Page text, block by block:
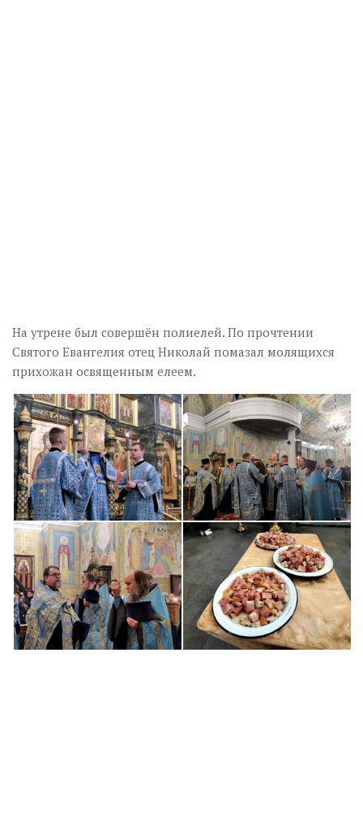
На утрене был совершён полиелей. По прочтении
Святого Евангелия отец Николай помазал молящихся
прихожан освященным елеем.